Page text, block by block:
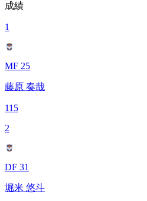
成績
1
MF 25
藤原 奏哉
115
2
DF 31
堀米 悠斗